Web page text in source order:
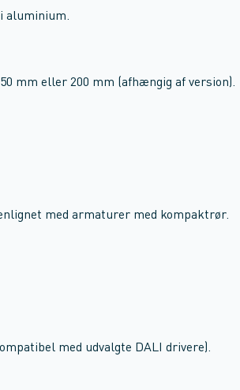
aluminium.
mm eller 200 mm (afhængig af version).
med armaturer med kompaktrør.
med udvalgte DALI drivere).